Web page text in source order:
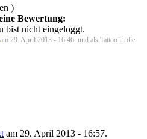
)
Bewertung:
bist nicht eingeloggt.
am 29. April 2013 - 16:46. und als Tattoo in die
am 29. April 2013 - 16:57.